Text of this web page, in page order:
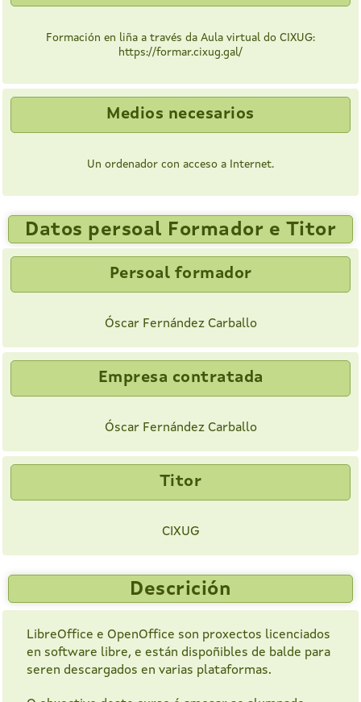
Formación en liña a través da Aula virtual do CIXUG:
https://formar.cixug.gal/
Medios necesarios
Un ordenador con acceso a Internet.
Datos persoal Formador e Titor
Persoal formador
Óscar Fernández Carballo
Empresa contratada
Óscar Fernández Carballo
Titor
CIXUG
Descrición
LibreOffice e OpenOffice son proxectos licenciados
en software libre, e están dispoñibles de balde para
seren descargados en varias plataformas.